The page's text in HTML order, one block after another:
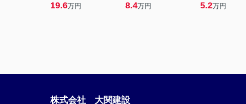
19.6万円 8.4万円 5.2万円
株式会社 大関建設